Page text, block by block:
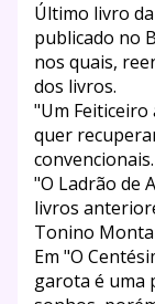
Último livro
publicado no
nos quais,
dos livros.
"Um
quer
convencionais.
"O Ladrão de
livros
Tonino
Em "O
garota é uma